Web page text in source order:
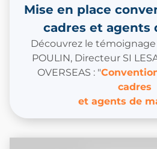
Mise en place
cadres et agents
Découvrez le
POULIN, Directeur SI
OVERSEAS : "
cadres
et agents de